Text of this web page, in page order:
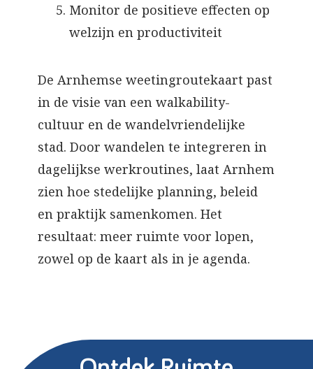
Monitor de positieve effecten op
welzijn en productiviteit
De Arnhemse weetingroutekaart past
in de visie van een walkability-
cultuur en de wandelvriendelijke
stad. Door wandelen te integreren in
dagelijkse werkroutines, laat Arnhem
zien hoe stedelijke planning, beleid
en praktijk samenkomen. Het
resultaat: meer ruimte voor lopen,
zowel op de kaart als in je agenda.